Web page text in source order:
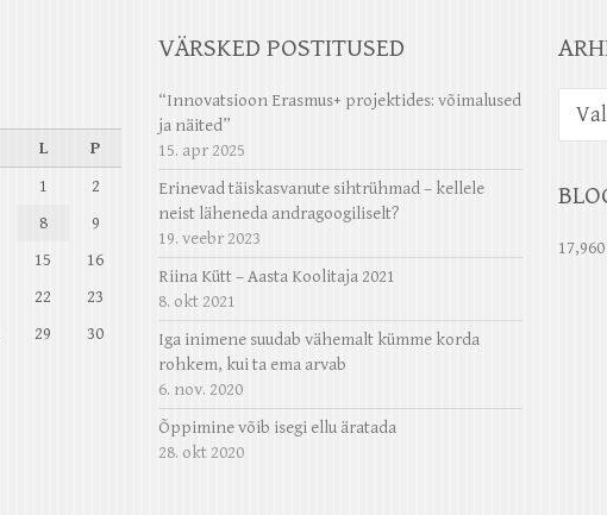
L
P
1
2
8
9
15
16
22
23
29
30
VÄRSKED POSTITUSED
“Innovatsioon Erasmus+ projektides: võimalused
ja näited”
15. apr 2025
Erinevad täiskasvanute sihtrühmad – kellele
neist läheneda andragoogiliselt?
19. veebr 2023
Riina Kütt – Aasta Koolitaja 2021
8. okt 2021
Iga inimene suudab vähemalt kümme korda
rohkem, kui ta ema arvab
6. nov. 2020
Õppimine võib isegi ellu äratada
28. okt 2020
17,960